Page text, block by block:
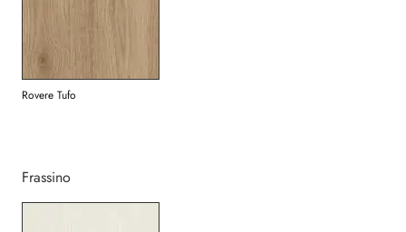
Rovere Tufo
Frassino